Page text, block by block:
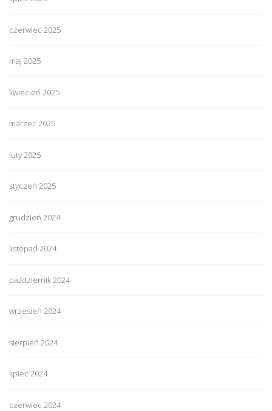
czerwiec 2025
maj 2025
kwiecień 2025
marzec 2025
luty 2025
styczeń 2025
grudzień 2024
listopad 2024
październik 2024
wrzesień 2024
sierpień 2024
lipiec 2024
czerwiec 2024